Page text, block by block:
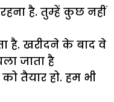
है. तुम्हें कुछ नहीं
है. खरीदने के बाद वे
जाता है
तैयार हो. हम भी